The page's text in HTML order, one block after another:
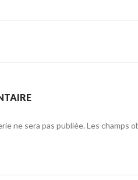
ne sera pas publiée.Les champs